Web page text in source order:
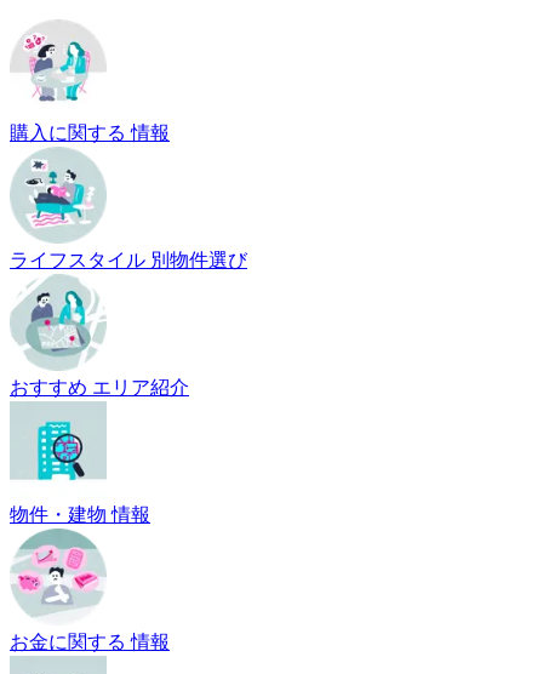
購入に関する 情報
ライフスタイル 別物件選び
おすすめ エリア紹介
物件・建物 情報
お金に関する 情報